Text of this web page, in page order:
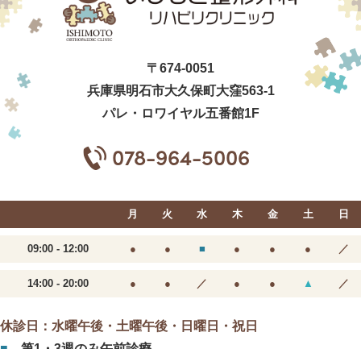
〒674-0051
兵庫県明石市大久保町大窪563-1
パレ・ロワイヤル五番館1F
078-964-5006
月 火 水 木 金 土 日
09:00 - 12:00 ● ● ■ ● ● ● ／
14:00 - 20:00 ● ● ／ ● ● ▲ ／
休診日：水曜午後・土曜午後・日曜日・祝日